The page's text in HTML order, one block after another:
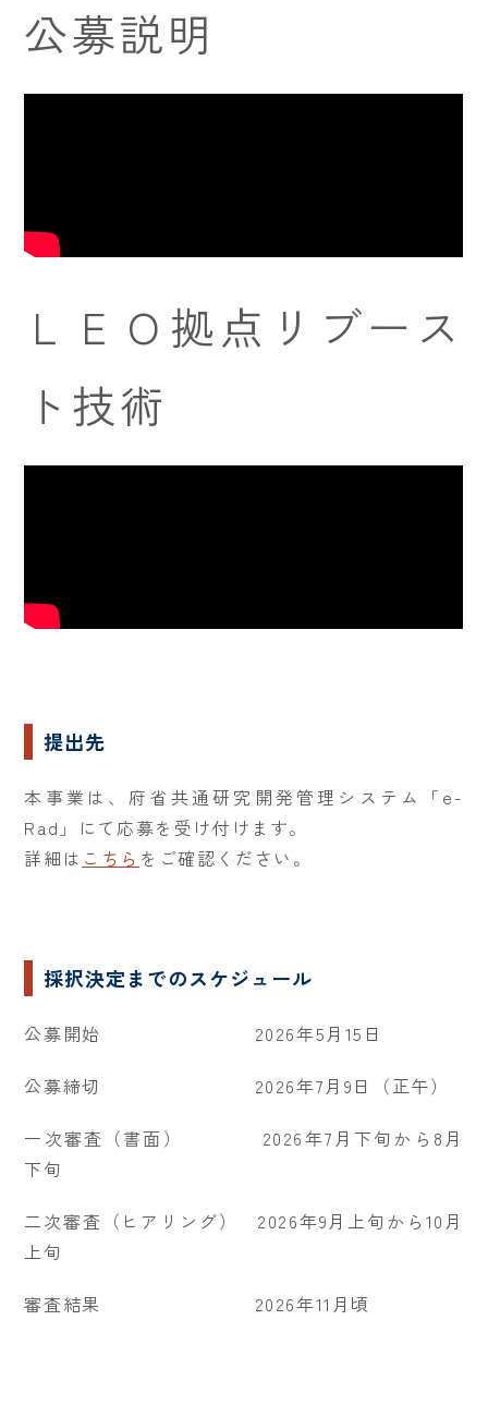
公募説明
ＬＥＯ拠点リブース
ト技術
提出先
本事業は、府省共通研究開発管理システム「e-
Rad」にて応募を受け付けます。
詳細は こちら をご確認ください。
採択決定までのスケジュール
公募開始 2026年5月15日
公募締切 2026年7月9日（正午）
一次審査（書面） 2026年7月下旬から8月
下旬
二次審査（ヒアリング） 2026年9月上旬から10月
上旬
審査結果 2026年11月頃